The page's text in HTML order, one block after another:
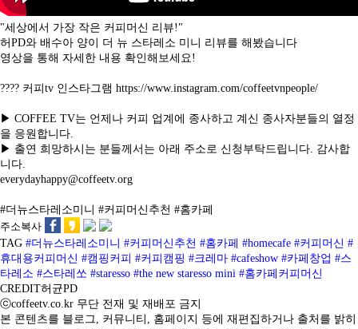
"세상에서 가장 작은 커피머신 리뷰!"
허PD와 배수아 양이 더 뉴 스타레소 미니 리뷰를 해봤습니다
영상을 통해 자세한 내용 확인해보세요!
???? 커피tv 인스타그램 https://www.instagram.com/coffeetvnpeople/
▶ COFFEE TV는 언제나 커피 업계에 종사하고 계신 종사자분들의 열정
을 응원합니다.
▶ 출연 희망하시는 분들께서는 아래 주소로 신청부탁드립니다. 감사합
니다.
everydayhappy@coffeetv.org
#더뉴스타레소미니 #커피머신추천 #홈카페
주소복사
TAG #더뉴스타레소미니 #커피머신추천 #홈카페 #homecafe #커피머신 #
휴대용커피머신 #캠핑커피 #커피캠핑 #크레마 #cafeshow #카페창업 #스
타레소 #스타레쏘 #staresso #the new staresso mini #홈카페커피머신
CREDIT허균PD
ⓒcoffeetv.co.kr 무단 전재 및 재배포 금지
본 콘텐츠를 블로그, 커뮤니티, 홈페이지 등에 재편집하거나 출처를 밝히